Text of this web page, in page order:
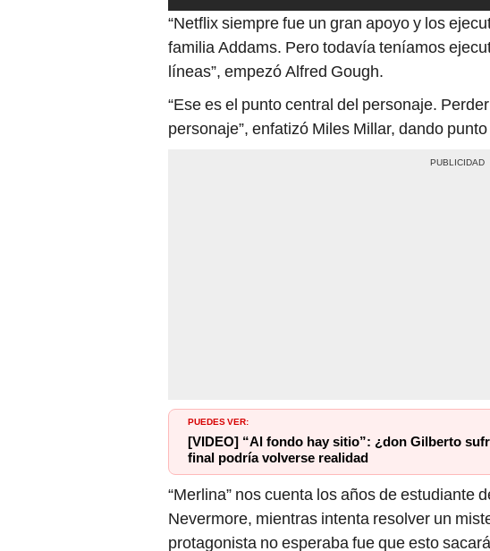
“Netflix siempre fue un gran apoyo y los
familia Addams. Pero todavía teníamos
líneas”, empezó Alfred Gough.
“Ese es el punto central del personaje.
personaje”, enfatizó Miles Millar, dando
PUEDES VER:
[VIDEO] “Al fondo hay sitio”: ¿don Gilberto
final podría volverse realidad
“Merlina” nos cuenta los años de estudiante
Nevermore, mientras intenta resolver un
protagonista no esperaba fue que esto